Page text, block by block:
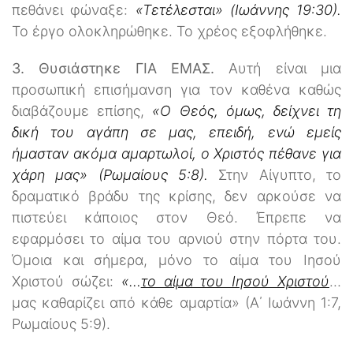
πεθάνει φώναξε: «Τετέλεσται» (Ιωάννης 19:30).
Το έργο ολοκληρώθηκε. Το χρέος εξοφλήθηκε.
3. Θυσιάστηκε ΓΙΑ ΕΜΑΣ. Αυτή είναι μια
προσωπική επισήμανση για τον καθένα καθώς
διαβάζουμε επίσης, «Ο Θεός, όμως, δείχνει τη
δική του αγάπη σε μας, επειδή, ενώ εμείς
ήμασταν ακόμα αμαρτωλοί, ο Χριστός πέθανε για
χάρη μας» (Ρωμαίους 5:8). Στην Αίγυπτο, το
δραματικό βράδυ της κρίσης, δεν αρκούσε να
πιστεύει κάποιος στον Θεό. Έπρεπε να
εφαρμόσει το αίμα του αρνιού στην πόρτα του.
Όμοια και σήμερα, μόνο το αίμα του Ιησού
Χριστού σώζει: «…το αίμα του Ιησού Χριστού…
μας καθαρίζει από κάθε αμαρτία» (Α΄ Ιωάννη 1:7,
Ρωμαίους 5:9).